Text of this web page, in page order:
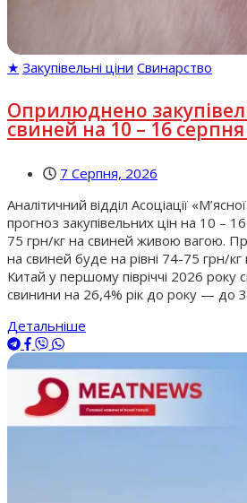
★ Закупівельні ціни Свинарство
Оприлюднено
свиней на 10 – 16
7 Серпня, 2026
Аналітичний відділ Асоціації
прогноз закупівельних цін на 10 –
75 грн/кг на свиней живою вагою.
на свиней буде на рівні 74-75 грн/
Китай у першому півріччі 2026 року
свинини на 26,4% рік до року — до
Детальніше